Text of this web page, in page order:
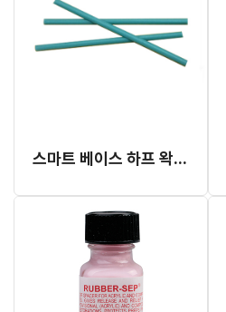
스마트 베이스 하프 왁스 (반품 불가)